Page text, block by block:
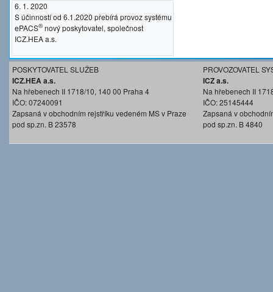
6. 1. 2020
S účinností od 6.1.2020 přebírá provoz systému
ePACS®nový poskytovatel, společnost
ICZ.HEA a.s.
POSKYTOVATEL SLUŽEB
ICZ.HEA a.s.
Na hřebenech II 1718/10, 140 00 Praha 4
IČO: 07240091
Zapsaná v obchodním rejstříku vedeném MS v Praze
pod sp.zn. B 23578
PROVOZOVATEL
ICZ a.s.
Na hřebenech II
IČO: 25145444
Zapsaná v
pod sp.zn. B 4840